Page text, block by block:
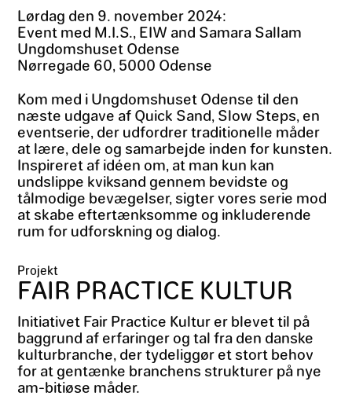
Lørdag den 9. november 2024:
Event med M.I.S., EIW and Samara Sallam
Ungdomshuset Odense
Nørregade 60, 5000 Odense
Kom med i Ungdomshuset Odense til den
næste udgave af Quick Sand, Slow Steps, en
eventserie, der udfordrer traditionelle måder
at lære, dele og samarbejde inden for kunsten.
Inspireret af idéen om, at man kun kan
undslippe kviksand gennem bevidste og
tålmodige bevægelser, sigter vores serie mod
at skabe eftertænksomme og inkluderende
rum for udforskning og dialog.
Projekt
FAIR PRACTICE KULTUR
Initiativet Fair Practice Kultur er blevet til på
baggrund af erfaringer og tal fra den danske
kulturbranche, der tydeliggør et stort behov
for at gentænke branchens strukturer på nye
am-bitiøse måder.